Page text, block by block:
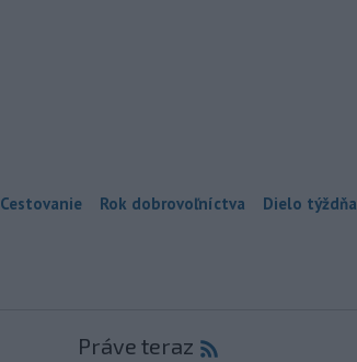
Cestovanie Rok dobrovoľníctva Dielo týždňa
Práve teraz